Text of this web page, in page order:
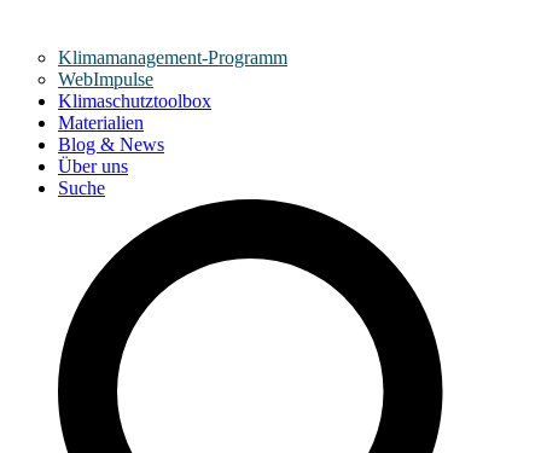
Klimamanagement-Programm
WebImpulse
Klimaschutztoolbox
Materialien
Blog & News
Über uns
Suche